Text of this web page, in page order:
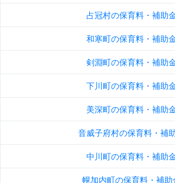
占冠村の保育料・補助
和寒町の保育料・補助
剣淵町の保育料・補助
下川町の保育料・補助
美深町の保育料・補助
音威子府村の保育料・補
中川町の保育料・補助
幌加内町の保育料・補助